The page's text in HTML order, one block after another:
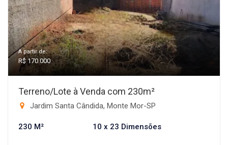
A partir de:
R$ 170.000
Terreno/Lote à Venda com 230m²
Jardim Santa Cândida, Monte Mor-SP
230 M² 10 x 23 Dimensões